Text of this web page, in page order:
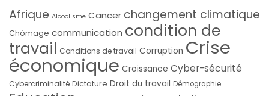
Afrique Alcoolisme Cancer changement climatique
Chômage communication condition de
travail Conditions de travail Corruption Crise
économique Croissance Cyber-sécurité
Cybercriminalité Dictature Droit du travail Démographie